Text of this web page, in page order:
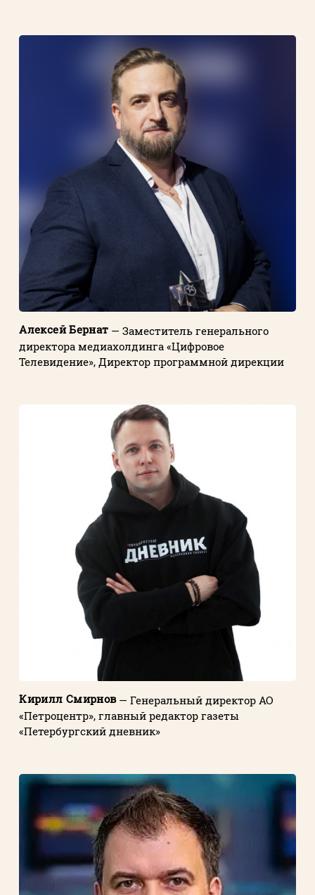
Алексей Бернат — Заместитель генерального
директора медиахолдинга «Цифровое
Телевидение», Директор программной дирекции
Кирилл Смирнов— Генеральный директор АО
«Петроцентр», главный редактор газеты
«Петербургский дневник»